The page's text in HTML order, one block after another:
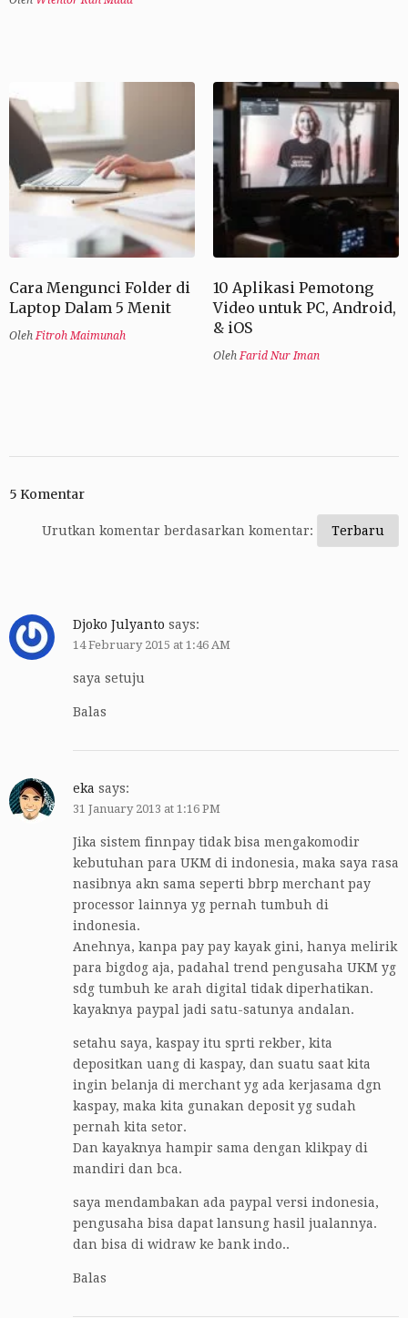
Cara Mengunci Folder di
Laptop Dalam 5 Menit
OlehFitroh Maimunah
10 Aplikasi Pemotong
Video untuk PC, Android,
& iOS
OlehFarid Nur Iman
5 Komentar
Urutkan komentar berdasarkan komentar:
Djoko Julyanto says:
14 February 2015 at 1:46 AM
saya setuju
Balas
eka says:
31 January 2013 at 1:16 PM
Jika sistem finnpay tidak bisa mengakomodir
kebutuhan para UKM di indonesia, maka saya rasa
nasibnya akn sama seperti bbrp merchant pay
processor lainnya yg pernah tumbuh di
indonesia.
Anehnya, kanpa pay pay kayak gini, hanya melirik
para bigdog aja, padahal trend pengusaha UKM yg
sdg tumbuh ke arah digital tidak diperhatikan.
kayaknya paypal jadi satu-satunya andalan.
setahu saya, kaspay itu sprti rekber, kita
depositkan uang di kaspay, dan suatu saat kita
ingin belanja di merchant yg ada kerjasama dgn
kaspay, maka kita gunakan deposit yg sudah
pernah kita setor.
Dan kayaknya hampir sama dengan klikpay di
mandiri dan bca.
saya mendambakan ada paypal versi indonesia,
pengusaha bisa dapat lansung hasil jualannya.
dan bisa di widraw ke bank indo..
Balas